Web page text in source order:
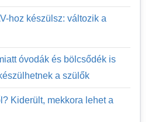
hoz készülsz: változik a
óvodák és bölcsődék is
a szülők
Kiderült, mekkora lehet a